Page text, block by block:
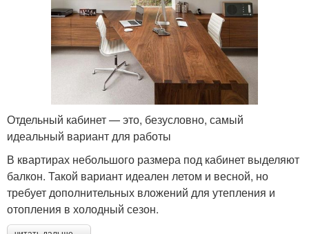
Отдельный кабинет — это, безусловно, самый
идеальный вариант для работы
В квартирах небольшого размера под кабинет выделяют
балкон. Такой вариант идеален летом и весной, но
требует дополнительных вложений для утепления и
отопления в холодный сезон.